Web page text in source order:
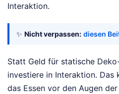
Interaktion.
✨ Nicht verpassen: diesen
Statt Geld für statische
investiere in Interaktion. Das
das Essen vor den Augen